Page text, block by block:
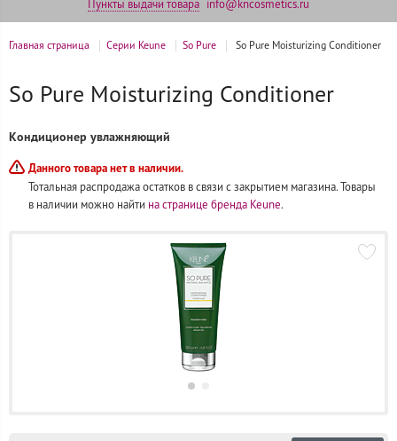
Пункты выдачи товара info@kncosmetics.ru
Главная страница Серии Keune So Pure So Pure Moisturizing Conditioner
So Pure Moisturizing Conditioner
Кондиционер увлажняющий
Данного товара нет в наличии.
Тотальная распродажа остатков в связи с закрытием магазина. Товары
в наличии можно найти на странице бренда Keune.